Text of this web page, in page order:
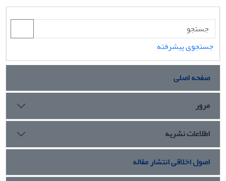
جستجوی پیشرفته
صفحه اصلی
مرور
اطلاعات نشریه
اصول اخلاقی انتشار مقاله